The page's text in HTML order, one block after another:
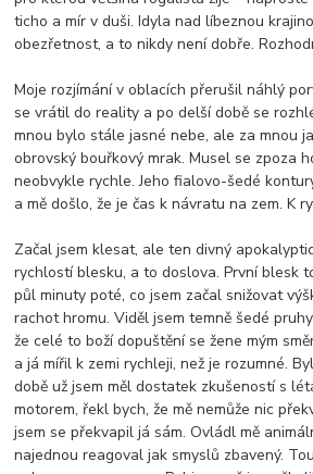
ticho a mír v duši. Idyla nad líbeznou
obezřetnost, a to nikdy není dobře.
Moje rozjímání v oblacích přerušil náhlý
se vrátil do reality a po delší době se
mnou bylo stále jasné nebe, ale za mnou
obrovský bouřkový mrak. Musel se zpoza
neobvykle rychle. Jeho fialovo-šedé
a mě došlo, že je čas k návratu na zem. K
Začal jsem klesat, ale ten divný
rychlostí blesku, a to doslova. První blesk
půl minuty poté, co jsem začal snižovat
rachot hromu. Viděl jsem temně šedé
že celé to boží dopuštění se žene mým
a já mířil k zemi rychleji, než je rozumné.
době už jsem měl dostatek zkušeností s
motorem, řekl bych, že mě nemůže nic
jsem se překvapil já sám. Ovládl mě
najednou reagoval jak smyslů zbavený.